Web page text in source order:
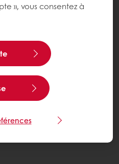
», vous consentez à